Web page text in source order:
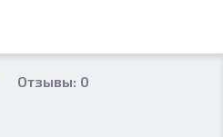
Отзывы: 0